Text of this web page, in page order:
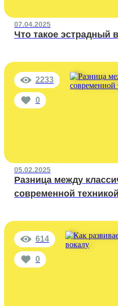
07.04.2025
Что такое эстрадный
2233
0
05.02.2025
Разница между
современной
614
0